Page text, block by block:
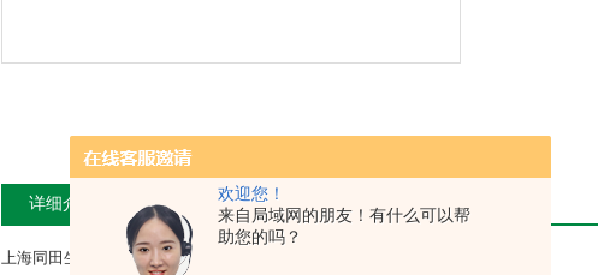
欢迎您！
来自局域网的朋友！有什么可以帮
助您的吗？
详细介绍
上海同田生物对照品